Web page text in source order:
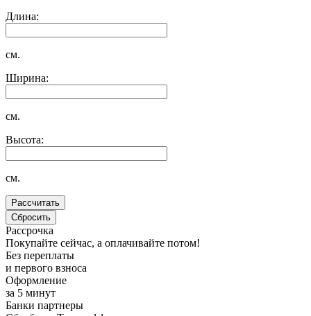
Длина:
см.
Ширина:
см.
Высота:
см.
Рассрочка
Покупайте сейчас, а оплачивайте потом!
Без переплаты
и первого взноса
Оформление
за 5 минут
Банки партнеры